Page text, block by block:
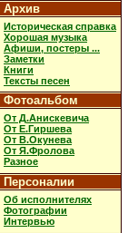
Архив
Историческая справка
Хорошая музыка
Афиши, постеры ...
Заметки
Книги
Тексты песен
Фотоальбом
От Д.Анискевича
От Е.Гиршева
От В.Окунева
От Я.Фролова
Разное
Персоналии
Об исполнителях
Фотографии
Интервью